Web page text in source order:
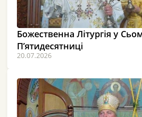
Божественна Літургія у
П’ятидесятниці
20.07.2026